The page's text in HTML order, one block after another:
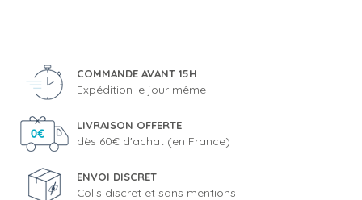
COMMANDE AVANT 15H
Expédition le jour même
LIVRAISON OFFERTE
dès 60€ d'achat (en France)
ENVOI DISCRET
Colis discret et sans mentions